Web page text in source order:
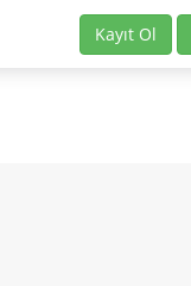
Kayıt Ol